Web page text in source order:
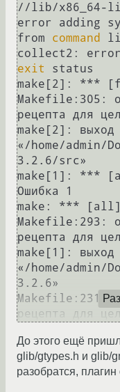
//lib/x86_64-
error adding
from command
exit
status
make[2]: ***
Makefile:305:
рецепта для
make[2]: выход
«/home/admin/
3.2.6/src»
make[1]: ***
Ошибка 1
make: *** [all]
Makefile:293:
рецепта для
make[1]: выход
«/home/admin/
3.2.6»
Makefile:231:
До этого ещё
glib/gtypes.h и glib/
разобратся,